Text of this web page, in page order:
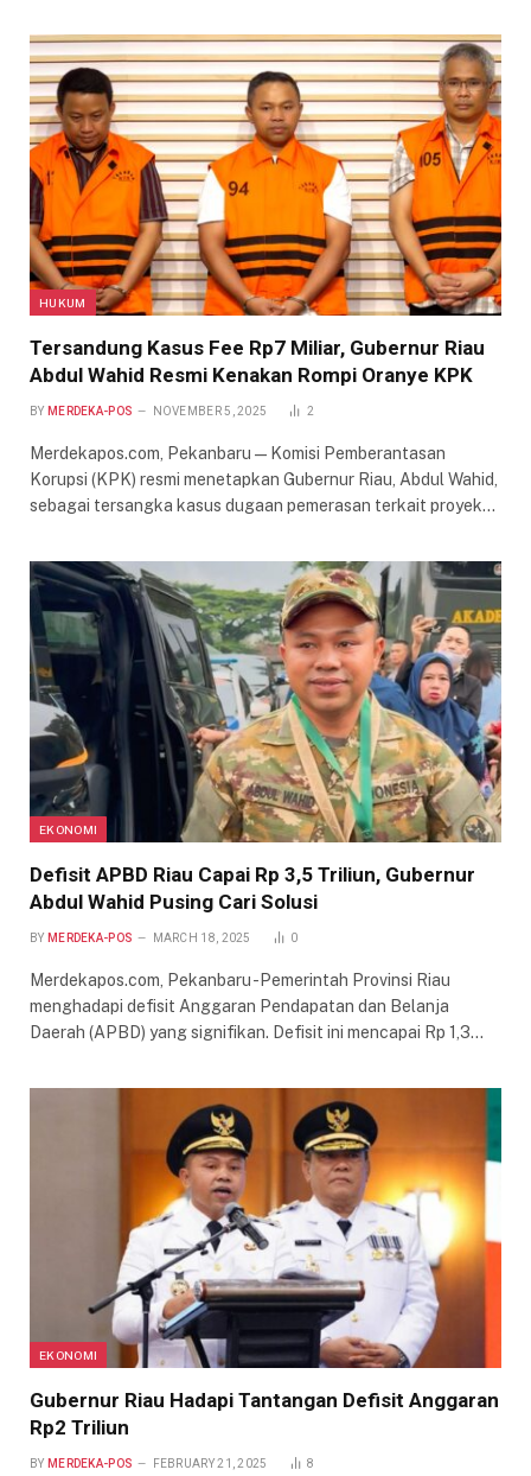
HUKUM
Tersandung Kasus Fee Rp7 Miliar, Gubernur Riau
Abdul Wahid Resmi Kenakan Rompi Oranye KPK
BY MERDEKA-POS NOVEMBER 5, 2025 2
Merdekapos.com, Pekanbaru — Komisi Pemberantasan
Korupsi (KPK) resmi menetapkan Gubernur Riau, Abdul Wahid,
sebagai tersangka kasus dugaan pemerasan terkait proyek…
EKONOMI
Defisit APBD Riau Capai Rp 3,5 Triliun, Gubernur
Abdul Wahid Pusing Cari Solusi
BY MERDEKA-POS MARCH 18, 2025 0
Merdekapos.com, Pekanbaru -Pemerintah Provinsi Riau
menghadapi defisit Anggaran Pendapatan dan Belanja
Daerah (APBD) yang signifikan. Defisit ini mencapai Rp 1,3…
EKONOMI
Gubernur Riau Hadapi Tantangan Defisit Anggaran
Rp2 Triliun
BY MERDEKA-POS FEBRUARY 21, 2025 8